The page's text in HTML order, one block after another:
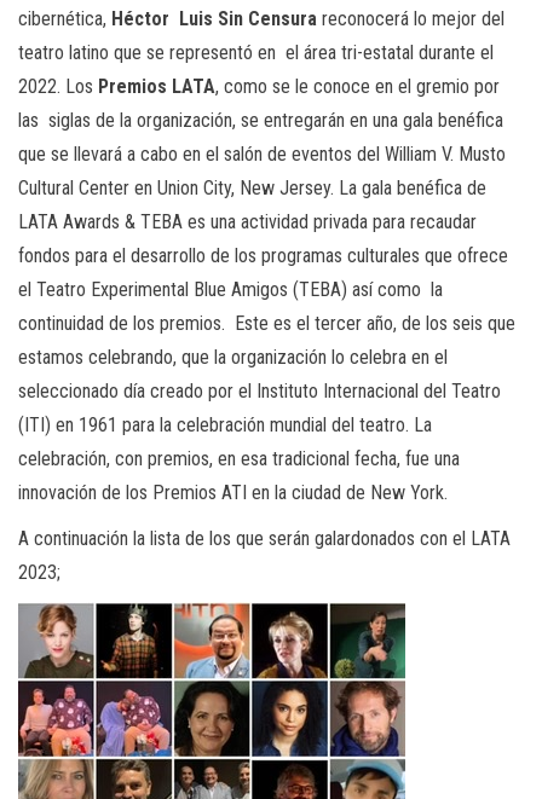
cibernética, Héctor Luis Sin Censura reconocerá lo mejor del
teatro latino que se representó en el área tri-estatal durante el
2022. Los Premios LATA, como se le conoce en el gremio por
las siglas de la organización, se entregarán en una gala benéfica
que se llevará a cabo en el salón de eventos del William V. Musto
Cultural Center en Union City, New Jersey. La gala benéfica de
LATA Awards & TEBA es una actividad privada para recaudar
fondos para el desarrollo de los programas culturales que ofrece
el Teatro Experimental Blue Amigos (TEBA) así como la
continuidad de los premios. Este es el tercer año, de los seis que
estamos celebrando, que la organización lo celebra en el
seleccionado día creado por el Instituto Internacional del Teatro
(ITI) en 1961 para la celebración mundial del teatro. La
celebración, con premios, en esa tradicional fecha, fue una
innovación de los Premios ATI en la ciudad de New York.
A continuación la lista de los que serán galardonados con el LATA
2023;